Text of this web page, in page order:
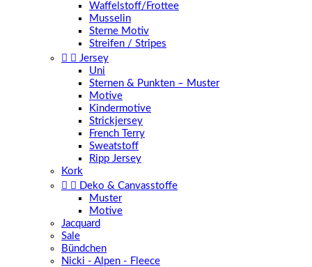
Waffelstoff/Frottee
Musselin
Sterne Motiv
Streifen / Stripes
  Jersey
Uni
Sternen & Punkten – Muster
Motive
Kindermotive
Strickjersey
French Terry
Sweatstoff
Ripp Jersey
Kork
  Deko & Canvasstoffe
Muster
Motive
Jacquard
Sale
Bündchen
Nicki - Alpen - Fleece